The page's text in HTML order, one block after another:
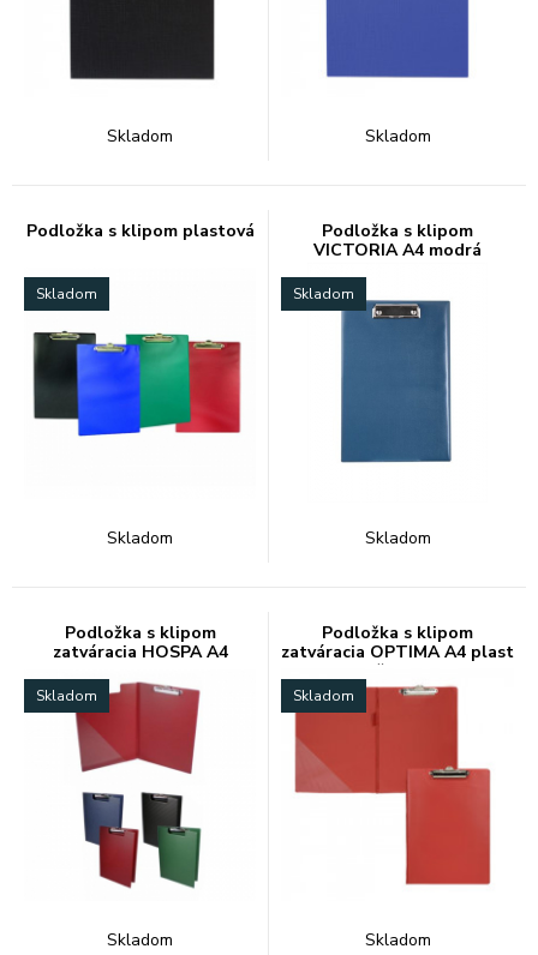
Skladom Skladom
Podložka s klipom plastová
Skladom
Skladom
Podložka s klipom
VICTORIA A4 modrá
Skladom
Skladom
Podložka s klipom
zatváracia HOSPA A4
Skladom
Skladom
Podložka s klipom
zatváracia OPTIMA A4 plast
červe
Skladom
Skladom